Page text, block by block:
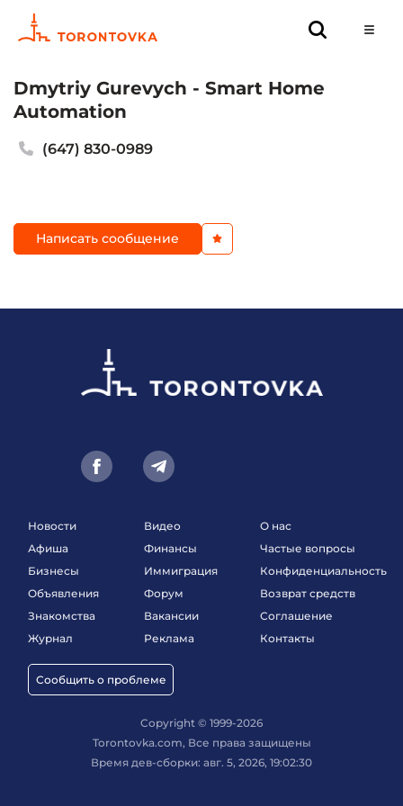
Dmytriy Gurevych - Smart Home
Automation
(647) 830-0989
Написать сообщение
Новости
Афиша
Бизнесы
Объявления
Знакомства
Журнал
Сообщить о проблеме
Видео
Финансы
Иммиграция
Форум
Вакансии
Реклама
О нас
Частые вопросы
Конфиденциальность
Возврат средств
Соглашение
Контакты
Copyright © 1999-2026
Torontovka.com, Все права защищены
Время дев-сборки: авг. 5, 2026, 19:02:30